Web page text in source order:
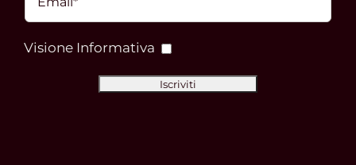
Visione Informativa